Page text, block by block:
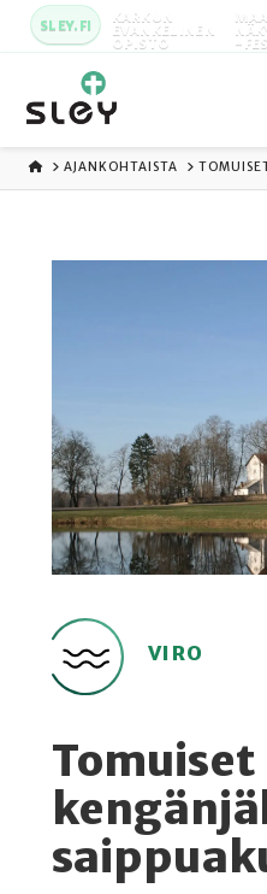
SLEY.FI KARKUN
EVANKELINEN
OPISTO -
ETUSIVU
AJANKOHTAISTA
VIRO
Tomuiset